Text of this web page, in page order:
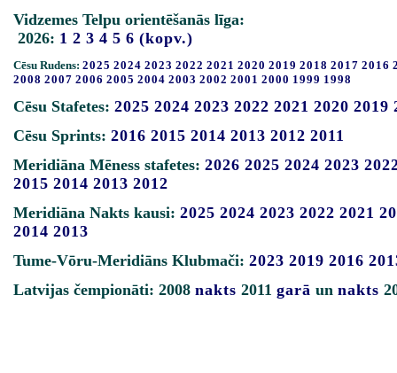
Vidzemes Telpu orientēšanās līga:
2026: 1 2 3 4 5 6 (kopv.)
Cēsu Rudens: 2025 2024 2023 2022 2021 2020 2019 2018 2017 2016
2008 2007 2006 2005 2004 2003 2002 2001 2000 1999 1998
Cēsu Stafetes: 2025 2024 2023 2022 2021 2020 2019
Cēsu Sprints: 2016 2015 2014 2013 2012 2011
Meridiāna Mēness stafetes: 2026 2025 2024 2023
2015 2014 2013 2012
Meridiāna Nakts kausi: 2025 2024 2023 2022 2021
2014 2013
Tume-Vōru-Meridiāns Klubmači: 2023 2019 2016
Latvijas čempionāti: 2008 nakts 2011 garā un nakts